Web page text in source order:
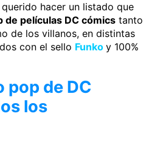
hacer un listado que
de películas DC cómics tanto
de los villanos, en distintas
con el sello Funko y 100%
pop de DC
los